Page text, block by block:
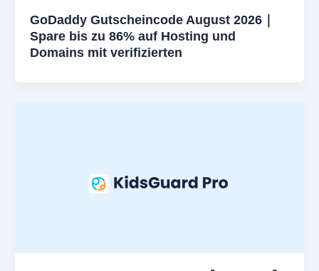
GoDaddy Gutscheincode August 2026｜
Spare bis zu 86% auf Hosting und
Domains mit verifizierten